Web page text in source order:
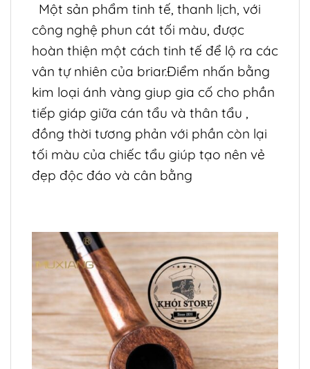
Một sản phẩm tinh tế, thanh lịch, với
công nghệ phun cát tối màu, được
hoàn thiện một cách tinh tế để lộ ra các
vân tự nhiên của briar.Điểm nhấn bằng
kim loại ánh vàng giup gia cố cho phần
tiếp giáp giữa cán tẩu và thân tẩu ,
đồng thời tương phản với phần còn lại
tối màu của chiếc tẩu giúp tạo nên vẻ
đẹp độc đáo và cân bằng